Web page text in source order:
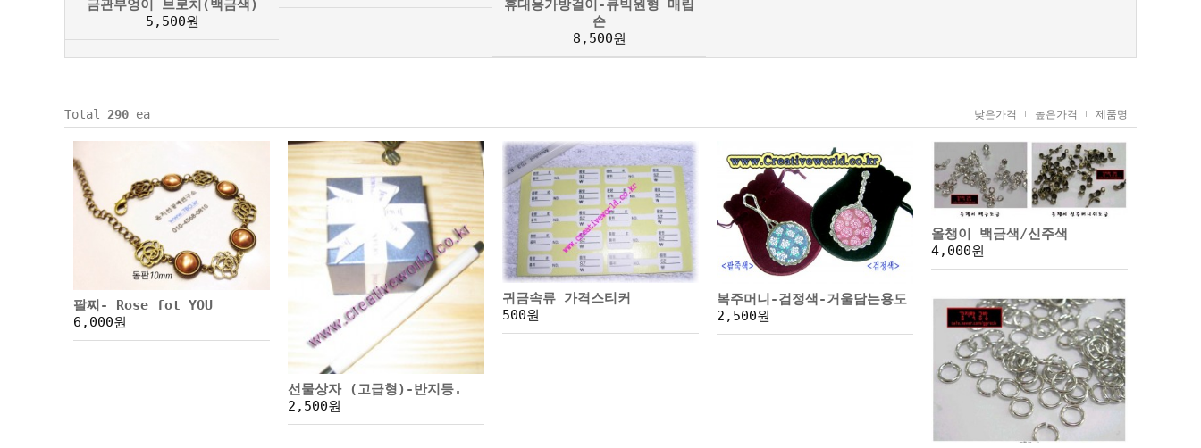
금관부엉이 브로치(백금색)
5,500원
휴대용가방걸이-큐빅원형 매립
손
8,500원
Total 290 ea 낮은가격 높은가격 제품명
팔찌- Rose fot YOU
6,000원
선물상자 (고급형)-반지등.
2,500원
귀금속류 가격스티커
500원
복주머니-검정색-거울담는용도
2,500원
올챙이 백금색/신주색
4,000원